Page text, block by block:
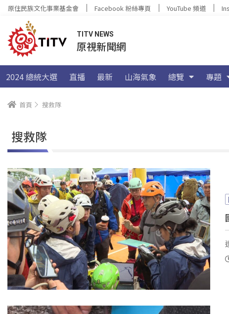
原住民族文化事業基金會 Facebook 粉絲專頁 YouTube 頻道
TITV NEWS
原視新聞網
2024 總統大選 直播 最新 山海氣象 總覽 專題
首頁 搜救隊
搜救隊